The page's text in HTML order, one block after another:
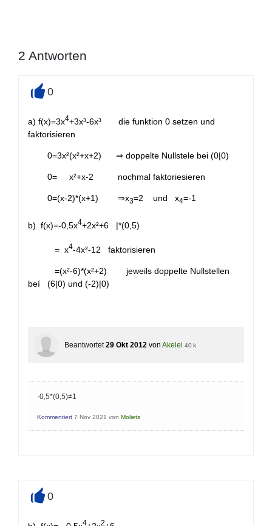
2 Antworten
0
a) f(x)=3x4+3x³-6x³ die funktion 0 setzen und
faktorisieren
0=3x²(x²+x+2) ⇒ doppelte Nullstele bei (0|0)
0= x²+x-2 nochmal faktoriesieren
0=(x-2)*(x+1) ⇒x3=2 und x4=-1
b) f(x)=-0,5x4+2x²+6 |*(0,5)
= x4-4x²-12 faktorisieren
=(x²-6)*(x²+2) jeweils doppelte Nullstellen
beí (6|0) und (-2)|0)
Beantwortet 29 Okt 2012 von Akelei 40 k
-0,5*(0,5)≠1
Kommentiert 7 Nov 2021 von Moliets
0
4 2